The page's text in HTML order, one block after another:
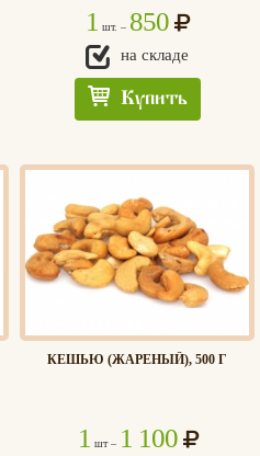
1 шт. – 850
на складе
Купить
КЕШЬЮ (ЖАРЕНЫЙ), 500 Г
1 шт – 1 100